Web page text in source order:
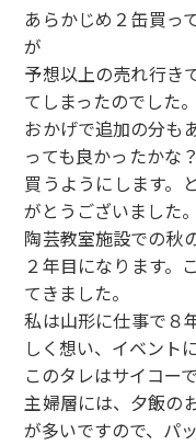
あらかじめ２缶買っ
が
予想以上の売れ行き
てしまったのでした。
おかげで追加の分も
っても良かったかな
買うようにします。
がとうございました。
陶芸教室施設での秋
２年目になります。
てきました。
私は山形に仕事で８
しく想い、イベント
このタレはサイコー
主婦層には、夕飯の
が多いですので、パ